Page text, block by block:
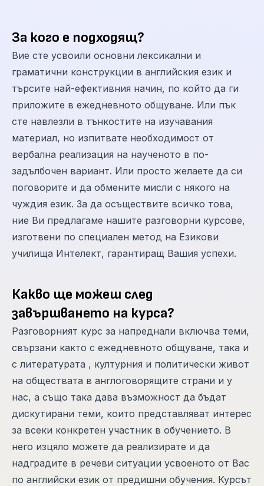
За кого е подходящ?
Вие сте усвоили основни лексикални и
граматични конструкции в английския език и
търсите най-ефективния начин, по който да ги
приложите в ежедневното общуване. Или пък
сте навлезли в тънкостите на изучавания
материал, но изпитвате необходимост от
вербална реализация на наученото в по-
задълбочен вариант. Или просто желаете да си
поговорите и да обмените мисли с някого на
чуждия език. За да осъществите всичко това,
ние Ви предлагаме нашите разговорни курсове,
изготвени по специален метод на Езикови
училища Интелект, гарантиращ Вашия успехи.
Какво ще можеш след
завършването на курса?
Разговорният курс за напреднали включва теми,
свързани както с ежедневното общуване, така и
с литературата , културния и политически живот
на обществата в англоговорящите страни и у
нас, а също така дава възможност да бъдат
дискутирани теми, които представляват интерес
за всеки конкретен участник в обучението. В
него изцяло можете да реализирате и да
надградите в речеви ситуации усвоеното от Вас
по английски език от предишни обучения. Курсът